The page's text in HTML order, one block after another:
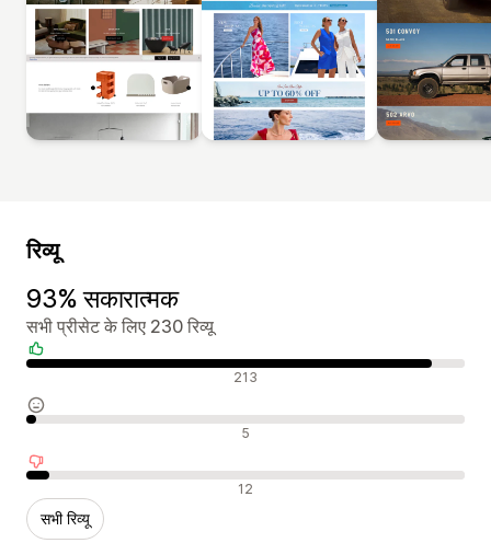
रिव्यू
93% सकारात्मक
सभी प्रीसेट के लिए 230 रिव्यू
सकारात्मक रिव्यू 213
न्यूट्रल रिव्यू 5
नकारात्मक रिव्यू 12
सभी रिव्यू